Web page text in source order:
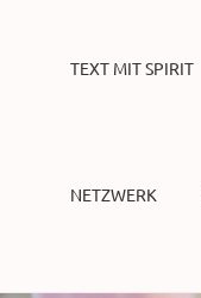
TEXT MIT SPIRIT
NETZWERK